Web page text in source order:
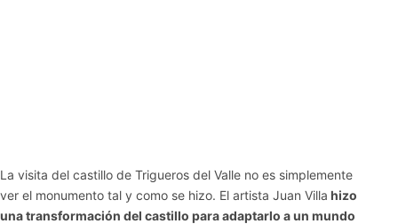
La visita del castillo de Trigueros del Valle no es simplemente
ver el monumento tal y como se hizo. El artista Juan Villa hizo
una transformación del castillo para adaptarlo a un mundo